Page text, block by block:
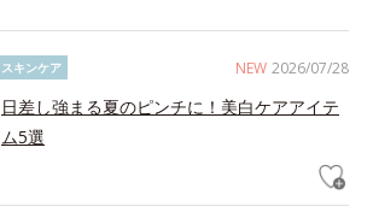
NEW 2026/07/28
スキンケア
日差し強まる夏のピンチに！美白ケアアイテ
ム5選